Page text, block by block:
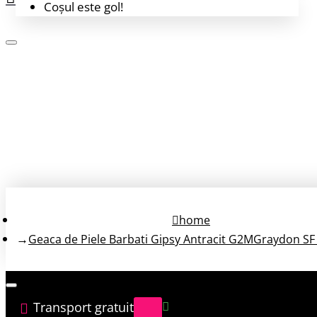
Coșul este gol!
home
Geaca de Piele Barbati Gipsy Antracit G2MGraydon SF
Transport gratuit